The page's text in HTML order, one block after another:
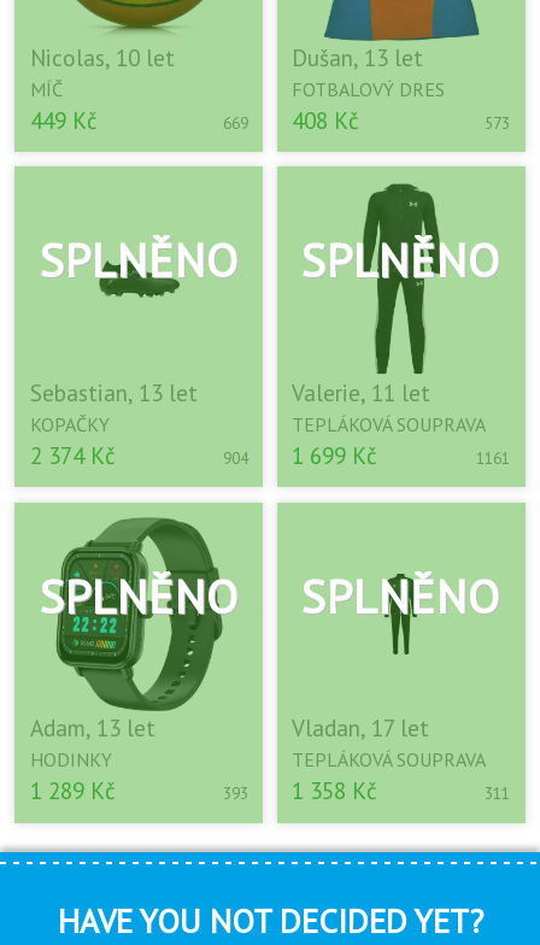
Nicolas, 10 let
MÍČ
449 Kč 669
Dušan, 13 let
FOTBALOVÝ DRES
408 Kč 573
Sebastian, 13 let
KOPAČKY
2 374 Kč 904
Valerie, 11 let
TEPLÁKOVÁ SOUPRAVA
1 699 Kč 1161
Adam, 13 let
HODINKY
1 289 Kč 393
Vladan, 17 let
TEPLÁKOVÁ SOUPRAVA
1 358 Kč 311
HAVE YOU NOT DECIDED YET?